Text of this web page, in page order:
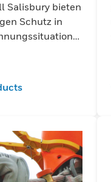
Salisbury bieten
Schutz in
strenger